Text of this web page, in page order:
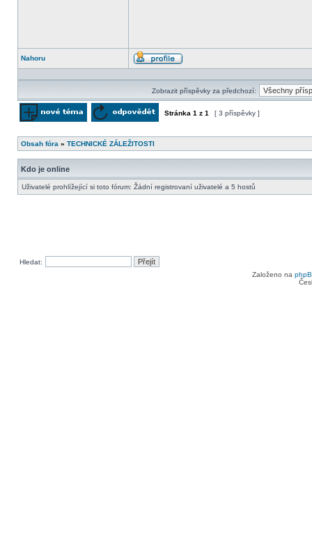
Nahoru
Profil
Zobrazit příspěvky za předchozí:
Stránka 1 z 1 [ 3 příspěvky ]
Obsah fóra » TECHNICKÉ ZÁLEŽITOSTI
Kdo je online
Uživatelé prohlížející si toto fórum: Žádní registrovaní uživatelé a 5 hostů
Hledat:
Založeno na